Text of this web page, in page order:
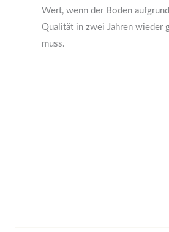
Wert, wenn der Boden
Qualität in zwei Jahren wieder
muss.